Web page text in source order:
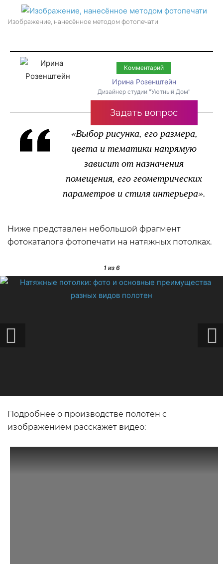
Изображение, нанесённое методом фотопечати
Комментарий
Ирина Розенштейн
Дизайнер студии "Уютный Дом"
Задать вопрос
«Выбор рисунка, его размера,
цвета и тематики напрямую
зависит от назначения
помещения, его геометрических
параметров и стиля интерьера».
Ниже представлен небольшой фрагмент
фотокаталога фотопечати на натяжных потолках.
1из 6
Подробнее о производстве полотен с
изображением расскажет видео: